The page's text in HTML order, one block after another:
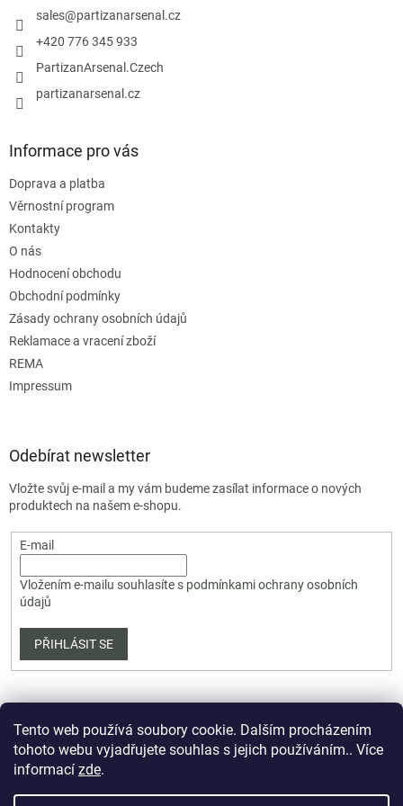
Tento web používá soubory cookie. Dalším procházením
tohoto webu vyjadřujete souhlas s jejich používáním.. Více
informací zde.
sales@partizanarsenal.cz
+420 776 345 933
PartizanArsenal.Czech
partizanarsenal.cz
Informace pro vás
Doprava a platba
Věrnostní program
Kontakty
O nás
Hodnocení obchodu
Obchodní podmínky
Zásady ochrany osobních údajů
Reklamace a vracení zboží
REMA
Impressum
Odebírat newsletter
Vložte svůj e-mail a my vám budeme zasílat informace o nových
produktech na našem e-shopu.
E-mail
Vložením e-mailu souhlasíte s podmínkami ochrany osobních
údajů
PŘIHLÁSIT SE